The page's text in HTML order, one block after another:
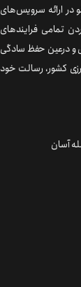
در ارائه سرویس‌های
تمامی فرایندهای
و درعین حفظ سادگی
کشور، رسالت خود
آسان